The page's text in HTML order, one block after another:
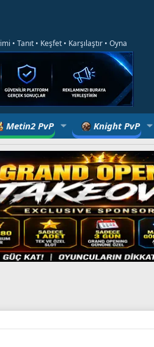
Tanıt • Keşfet • Karşılaştır • Oyna
Metin2 PvP Knight PvP